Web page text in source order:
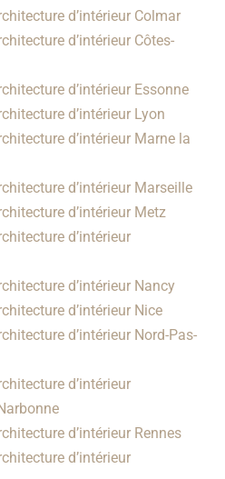
d’intérieur Colmar
d’intérieur Côtes-
d’intérieur Essonne
d’intérieur Lyon
d’intérieur Marne la
d’intérieur Marseille
d’intérieur Metz
d’intérieur
d’intérieur Nancy
d’intérieur Nice
d’intérieur Nord-Pas-
d’intérieur
d’intérieur Rennes
d’intérieur